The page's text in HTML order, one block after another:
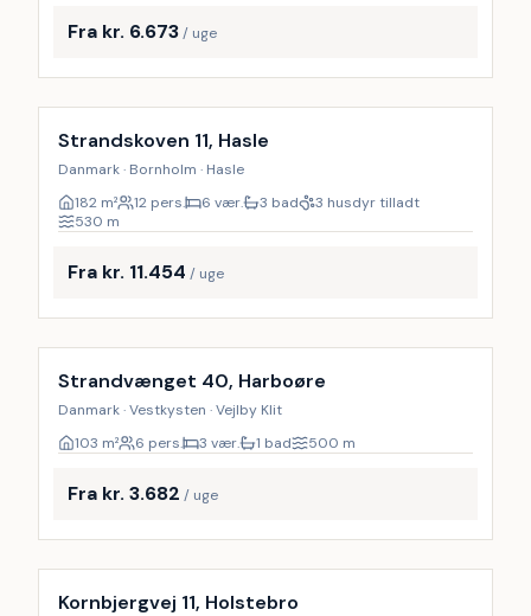
Fra kr. 6.673/ uge
Inkl. rengøring
Strandskoven 11, Hasle
Danmark · Bornholm · Hasle
182 m² 12 pers. 6 vær. 3 bad
3 husdyr tilladt
530 m
Fra kr. 11.454 / uge
Strandvænget 40, Harboøre
Danmark · Vestkysten · Vejlby Klit
103 m² 6 pers. 3 vær. 1 bad 500 m
Fra kr. 3.682 / uge
Inkl. rengøring
Kornbjergvej 11, Holstebro